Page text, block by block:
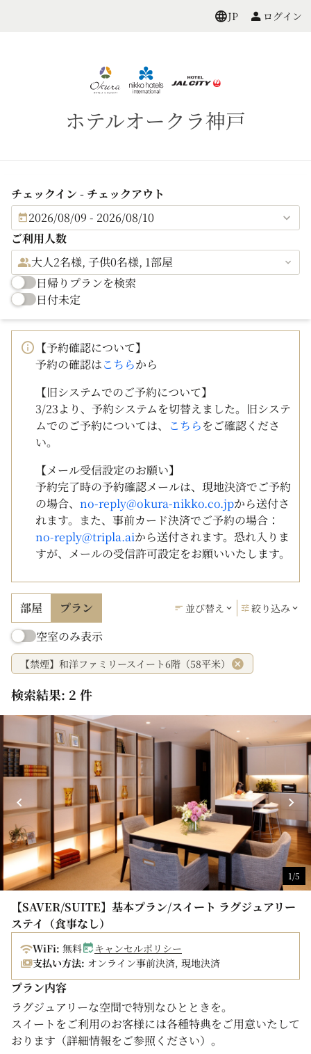
JP ログイン
ホテルオークラ神戸
チェックイン - チェックアウト
2026/08/09 - 2026/08/10
ご利用人数
大人2名様, 子供0名様, 1部屋
日帰りプランを検索
日付未定
【予約確認について】
予約の確認はこちらから
【旧システムでのご予約について】
3/23より、予約システムを切替えました。旧システ
ムでのご予約については、
こちらをご確認くださ
い。
【メール受信設定のお願い】
予約完了時の予約確認メールは、現地決済でご予約
の場合、 no-reply@okura-nikko.co.jpから送付さ
れます。また、事前カード決済でご予約の場合：
no-reply@tripla.aiから送付されます。恐れ入りま
すが、メールの受信許可設定をお願いいたします。
部屋 プラン 並び替え 絞り込み
空室のみ表示
【禁煙】和洋ファミリースイート6階（58平米）
検索結果: 2 件
1/5
【SAVER/SUITE】基本プラン/スイート ラグジュアリー
ステイ（食事なし）
WiFi: 無料
キャンセルポリシー
支払い方法: オンライン事前決済, 現地決済
プラン内容
ラグジュアリーな空間で特別なひとときを。
スイートをご利用のお客様には各種特典をご用意いたして
おります（詳細情報をご参照ください）。